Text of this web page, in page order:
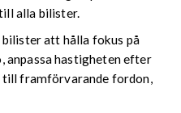
alla bilister.
att hålla fokus på
anpassa hastigheten efter
till framförvarande fordon,